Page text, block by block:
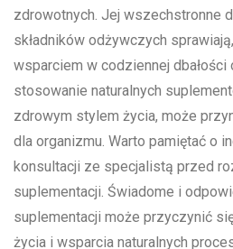
zdrowotnych. Jej wszechstronne
składników odżywczych
wsparciem w codziennej dbałości
stosowanie naturalnych
zdrowym stylem życia, może
dla organizmu. Warto pamiętać o
konsultacji ze specjalistą przed
suplementacji. Świadome i
suplementacji może przyczynić
życia i wsparcia naturalnych